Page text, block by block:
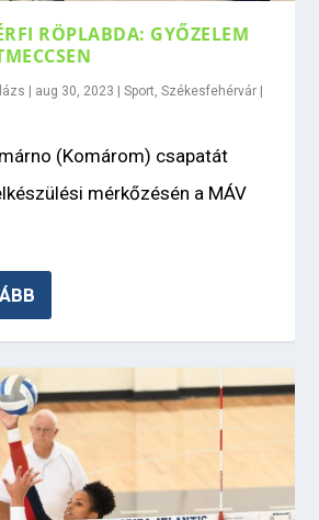
RÖPLABDA: GYŐZELEM
| aug 30, 2023 |Sport ,Székesfehérvár |
(Komárom) csapatát
mérkőzésén a MÁV